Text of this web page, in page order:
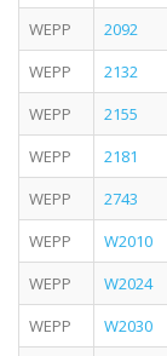
WEPP
2092
WEPP
2132
WEPP
2155
WEPP
2181
WEPP
2743
WEPP
W2010
WEPP
W2024
WEPP
W2030